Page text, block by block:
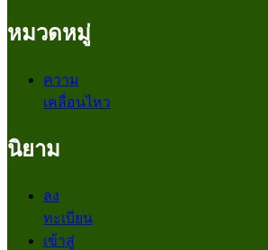
หมวดหมู่
ความ
เคลื่อนไหว
นิยาม
ลง
ทะเบียน
เข้าสู่